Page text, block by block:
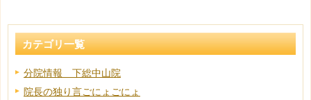
カテゴリ一覧
分院情報 下総中山院
院長の独り言ごにょごにょ